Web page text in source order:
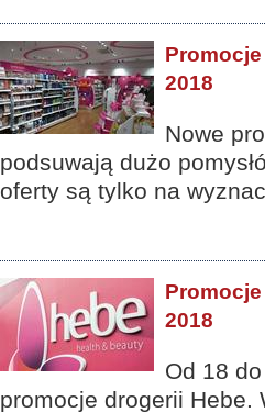
2018
Nowe
podsuwają dużo
oferty są tylko na
2018
Od 18
promocje drogerii Hebe.